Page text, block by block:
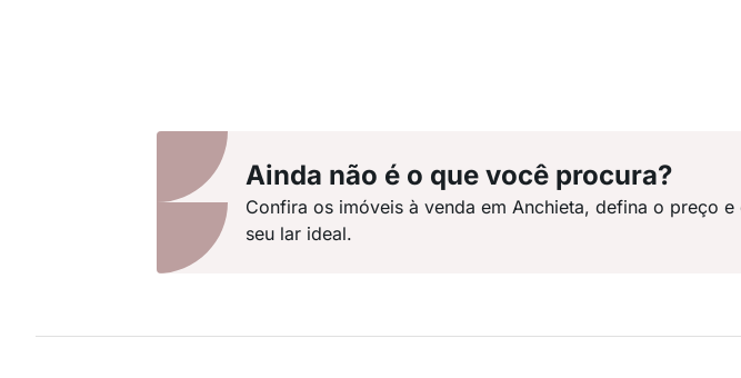
Ainda não é o que você procura?
Confira os imóveis à venda em Anchieta, defina o preço
seu lar ideal.